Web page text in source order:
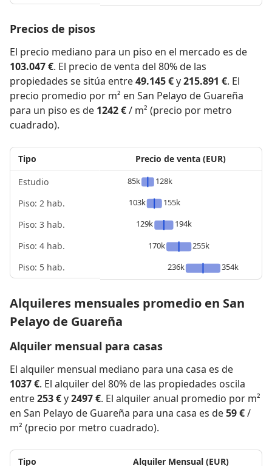
Precios de pisos
El precio mediano para un piso en el mercado es de
103.047 €. El precio de venta del 80% de las
propiedades se sitúa entre49.145 €y215.891 €. El
precio promedio por m² en San Pelayo de Guareña
para un piso es de 1242 €/ m² (precio por metro
cuadrado).
Tipo
Estudio
Piso: 2 hab.
Piso: 3 hab.
Piso: 4 hab.
Piso: 5 hab.
Precio de venta (EUR)
85k
128k
103k
155k
129k
194k
170k
255k
236k
354k
Alquileres mensuales promedio en San
Pelayo de Guareña
Alquiler mensual para casas
El alquiler mensual mediano para una casa es de
1037 €. El alquiler del 80% de las propiedades oscila
entre253 €y2497 €. El alquiler anual promedio por m²
en San Pelayo de Guareña para una casa es de59 €/
m² (precio por metro cuadrado).
Tipo
Alquiler Mensual (EUR)